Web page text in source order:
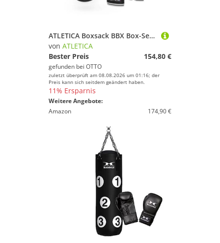
ATLETICA Boxsack BBX Box-Set, 120 cm universelle Größe
von ATLETICA
Bester Preis
154,80 €
gefunden bei OTTO
zuletzt überprüft am 08.08.2026 um 01:16; der
Preis kann sich seitdem geändert haben.
11% Ersparnis
Weitere Angebote:
Amazon
174,90 €